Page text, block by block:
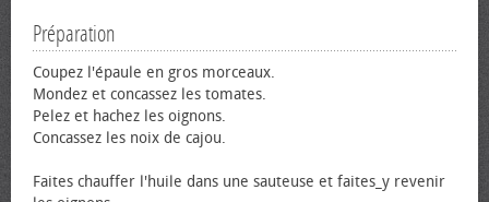
Préparation
Coupez l'épaule en gros morceaux.
Mondez et concassez les tomates.
Pelez et hachez les oignons.
Concassez les noix de cajou.
Faites chauffer l'huile dans une sauteuse et faites_y revenir